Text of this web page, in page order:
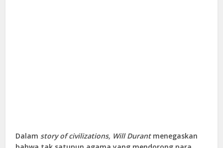
Dalam story of civilizations, Will Durantmenegaskan